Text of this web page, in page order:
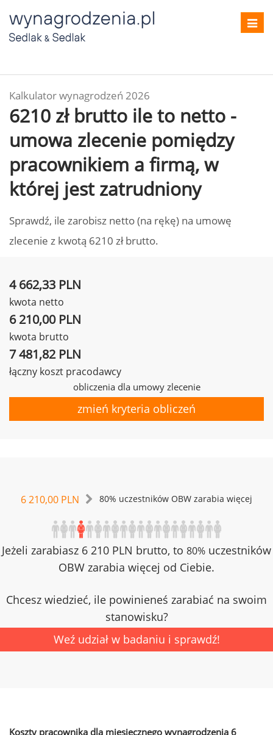
Kalkulator wynagrodzeń 2026
6210 zł brutto ile to netto -
umowa zlecenie pomiędzy
pracownikiem a firmą, w
której jest zatrudniony
Sprawdź, ile zarobisz netto (na rękę) na umowę
zlecenie z kwotą 6210 zł brutto.
4 662,33 PLN
kwota netto
6 210,00 PLN
kwota brutto
7 481,82 PLN
łączny koszt pracodawcy
obliczenia dla umowy zlecenie
zmień kryteria obliczeń
6 210,00 PLN 80% uczestników OBW zarabia więcej
Jeżeli zarabiasz 6 210 PLN brutto, to 80% uczestników
OBW zarabia więcej od Ciebie.
Chcesz wiedzieć, ile powinieneś zarabiać na swoim
stanowisku?
Weź udział w badaniu i sprawdź!
Koszty pracownika dla miesięcznego wynagrodzenia 6